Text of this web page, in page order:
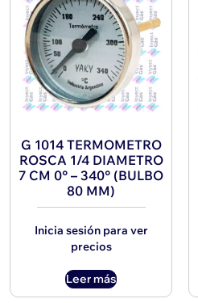
G 1014 TERMOMETRO
ROSCA 1/4 DIAMETRO
7 CM 0° – 340° (BULBO
80 MM)
Inicia sesión para ver
precios
Leer más